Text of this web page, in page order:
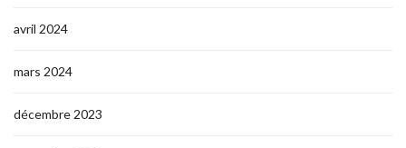
avril 2024
mars 2024
décembre 2023